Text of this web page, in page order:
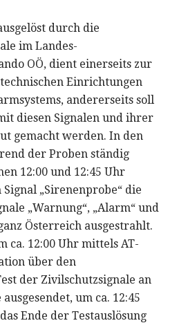
durch die
im Landes-
OÖ, dient einerseits zur
Einrichtungen
andererseits soll
diesen Signalen und ihrer
gemacht werden. In den
der Proben ständig
12:00 und 12:45 Uhr
„Sirenenprobe“ die
„Warnung“, „Alarm“ und
Österreich ausgestrahlt.
ca. 12:00 Uhr mittels AT-
über den
der Zivilschutzsignale an
um ca. 12:45
Ende der Testauslösung